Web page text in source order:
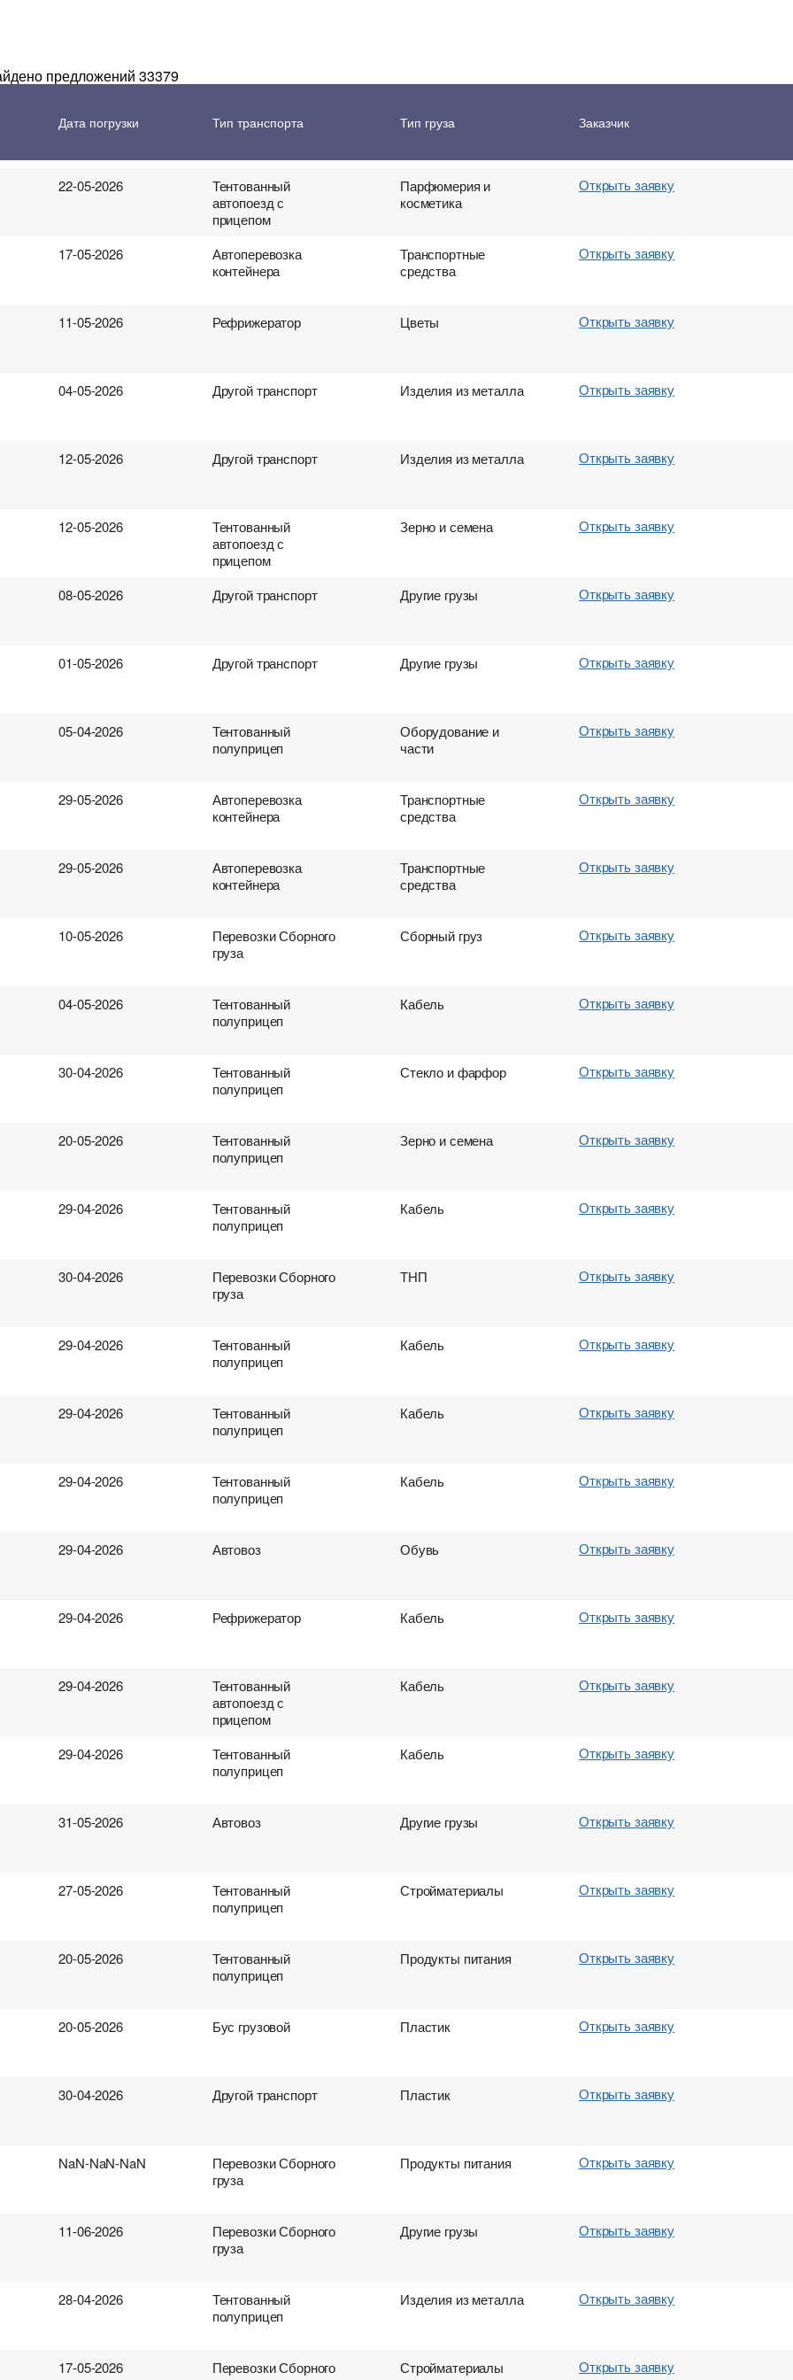
Контактный телефон
персональных данных.
Контактный телефон
персональных данных.
предложений 33379
Дата погрузки Тип транспорта Тип груза Заказчик
06-05-2026 Бус грузовой Одежда Открыть заявку
22-05-2026
Тентованный
автопоезд с
прицепом
Парфюмерия и
косметика
Открыть заявку
17-05-2026
Автоперевозка
контейнера
Транспортные
средства
Открыть заявку
11-05-2026 Рефрижератор Цветы Открыть заявку
04-05-2026 Другой транспорт Изделия из металла Открыть заявку
12-05-2026 Другой транспорт Изделия из металла Открыть заявку
12-05-2026
Тентованный
автопоезд с
прицепом
Зерно и семена Открыть заявку
08-05-2026 Другой транспорт Другие грузы Открыть заявку
01-05-2026 Другой транспорт Другие грузы Открыть заявку
05-04-2026
Тентованный
полуприцеп
Оборудование и
части
Открыть заявку
29-05-2026
Автоперевозка
контейнера
Транспортные
средства
Открыть заявку
29-05-2026
Автоперевозка
контейнера
Транспортные
средства
Открыть заявку
10-05-2026
Перевозки Сборного
груза
Сборный груз Открыть заявку
04-05-2026
Тентованный
полуприцеп
Кабель Открыть заявку
30-04-2026
Тентованный
полуприцеп
Стекло и фарфор Открыть заявку
20-05-2026
Тентованный
полуприцеп
Зерно и семена Открыть заявку
29-04-2026
Тентованный
полуприцеп
Кабель Открыть заявку
30-04-2026
Перевозки Сборного
груза
ТНП Открыть заявку
29-04-2026
Тентованный
полуприцеп
Кабель Открыть заявку
29-04-2026
Тентованный
полуприцеп
Кабель Открыть заявку
29-04-2026
Тентованный
полуприцеп
Кабель Открыть заявку
29-04-2026 Автовоз Обувь Открыть заявку
29-04-2026 Рефрижератор Кабель Открыть заявку
29-04-2026
Тентованный
автопоезд с
прицепом
Кабель Открыть заявку
29-04-2026
Тентованный
полуприцеп
Кабель Открыть заявку
31-05-2026 Автовоз Другие грузы Открыть заявку
27-05-2026
Тентованный
полуприцеп
Стройматериалы Открыть заявку
20-05-2026
Тентованный
полуприцеп
Продукты питания Открыть заявку
20-05-2026 Бус грузовой Пластик Открыть заявку
30-04-2026 Другой транспорт Пластик Открыть заявку
NaN-NaN-NaN
Перевозки Сборного
груза
Продукты питания Открыть заявку
11-06-2026
Перевозки Сборного
груза
Другие грузы Открыть заявку
28-04-2026
Тентованный
полуприцеп
Изделия из металла Открыть заявку
17-05-2026
Перевозки Сборного
Стройматериалы Открыть заявку
Контактный телефон
персональных данных.
груза
Контактный телефон
персональных данных.